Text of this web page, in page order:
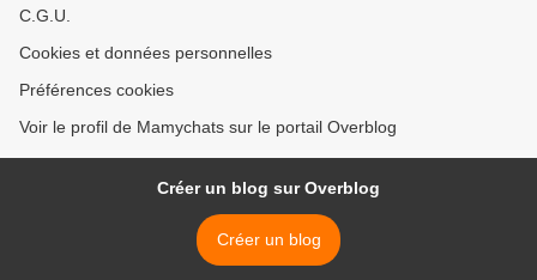
C.G.U.
Cookies et données personnelles
Préférences cookies
Voir le profil de Mamychats sur le portail Overblog
Créer un blog sur Overblog
Créer un blog